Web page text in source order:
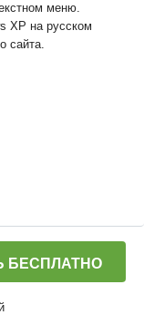
меню.
XP на русском
сайта.
БЕСПЛАТНО